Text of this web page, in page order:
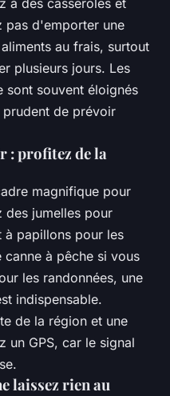
à des casseroles et
pas d'emporter une
au frais, surtout
plusieurs jours. Les
sont souvent éloignés
de prévoir
: profitez de la
magnifique pour
des jumelles pour
à papillons pour les
à pêche si vous
les randonnées, une
indispensable.
de la région et une
un GPS, car le signal
laissez rien au